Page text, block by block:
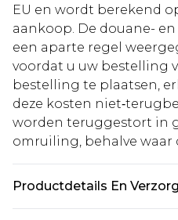
EU en wordt berekend
aankoop. De douane-
een aparte regel
voordat u uw bestelling
bestelling te plaatsen,
deze kosten
worden teruggestort in
omruiling, behalve
Productdetails En